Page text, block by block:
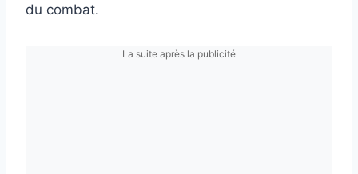
du combat.
La suite après la publicité